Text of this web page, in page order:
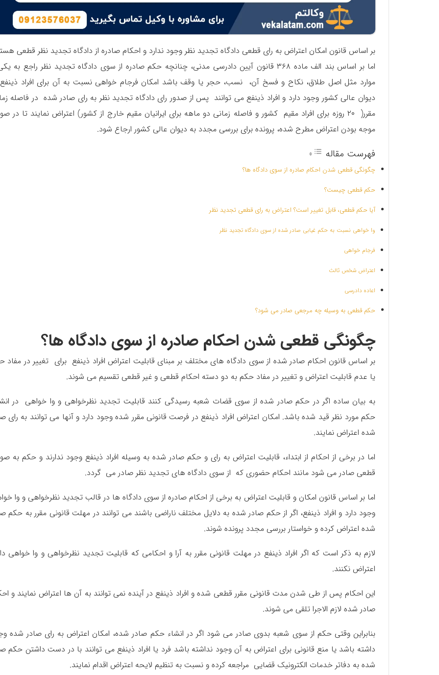
بر اساس قانون امکان اعتراض به رای قطعی دادگاه تجدید نظر وجود ندارد و احکام صادره از دادگاه تجدید نظر قطعی
اما بر اساس بند الف ماده ۳۶۸ قانون آیین دادرسی مدنی، چنانچه حکم صادره از سوی دادگاه تجدید نظر راجع به
موارد مثل اصل طلاق، نکاح و فسخ آن، نسب، حجر یا وقف باشد امکان فرجام خواهی نسبت به آن برای افراد
دیوان عالی کشور وجود دارد و افراد ذینفع می توانند پس از صدور رای دادگاه تجدید نظر به رای صادر شده در فاصله
مقرر( ۲۰ روزه برای افراد مقیم کشور و فاصله زمانی دو ماهه برای ایرانیان مقیم خارج از کشور) اعتراض نمایند تا در
موجه بودن اعتراض مطرح شده، پرونده برای بررسی مجدد به دیوان عالی کشور ارجاع شود.
فهرست مقاله
چگونگی قطعی شدن احکام صادره از سوی دادگاه ها؟
حکم قطعی چیست؟
آیا حکم قطعی، قابل تغییر است؟ اعتراض به رای قطعی تجدید نظر
وا خواهی نسبت به حکم غیابی صادر شده از سوی دادگاه تجدید نظر
فرجام خواهی
اعتراض شخص ثالث
اعاده دادرسی
حکم قطعی به وسیله چه مرجعی صادر می شود؟
چگونگی قطعی شدن احکام صادره از سوی دادگاه ها؟
بر اساس قانون احکام صادر شده از سوی دادگاه های مختلف بر مبنای قابلیت اعتراض افراد ذینفع برای تغییر در مفاد
یا عدم قابلیت اعتراض و تغییر در مفاد حکم به دو دسته احکام قطعی و غیر قطعی تقسیم می شوند.
به بیان ساده اگر در حکم صادر شده از سوی قضات شعبه رسیدگی کنند قابلیت تجدید نظرخواهی و وا خواهی در
حکم مورد نظر قید شده باشد. امکان اعتراض افراد ذینفع در فرصت قانونی مقرر شده وجود دارد و آنها می توانند به رای
شده اعتراض نمایند.
اما در برخی از احکام از ابتداء، قابلیت اعتراض به رای و حکم صادر شده به وسیله افراد ذینفع وجود ندارند و حکم به
قطعی صادر می شود مانند احکام حضوری که از سوی دادگاه های تجدید نظر صادر می گردد.
اما بر اساس قانون امکان و قابلیت اعتراض به برخی از احکام صادره از سوی دادگاه ها در قالب تجدید نظرخواهی و وا
وجود دارد و افراد ذینفع، اگر از حکم صادر شده به دلایل مختلف ناراضی باشند می توانند در مهلت قانونی مقرر به حکم
شده اعتراض کرده و خواستار بررسی مجدد پرونده شوند.
لازم به ذکر است که اگر افراد ذینفع در مهلت قانونی مقرر به آرا و احکامی که قابلیت تجدید نظرخواهی و وا خواهی
اعتراض نکنند.
این احکام پس از طی شدن مدت قانونی مقرر قطعی شده و افراد ذینفع در آینده نمی توانند به آن ها اعتراض نمایند و
صادر شده لازم الاجرا تلقی می شوند.
بنابراین وقتی حکم از سوی شعبه بدوی صادر می شود اگر در انشاء حکم صادر شده، امکان اعتراض به رای صادر شده
داشته باشد یا منع قانونی برای اعتراض به آن وجود نداشته باشد فرد یا افراد ذینفع می توانند با در دست داشتن حکم
شده به دفاتر خدمات الکترونیک قضایی مراجعه کرده و نسبت به تنظیم لایحه اعتراض اقدام نمایند.